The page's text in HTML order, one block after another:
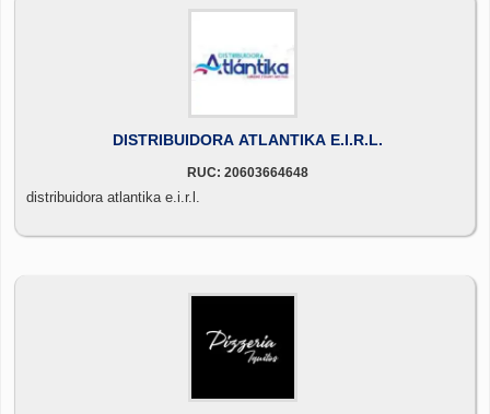
DISTRIBUIDORA ATLANTIKA E.I.R.L.
RUC: 20603664648
distribuidora atlantika e.i.r.l.